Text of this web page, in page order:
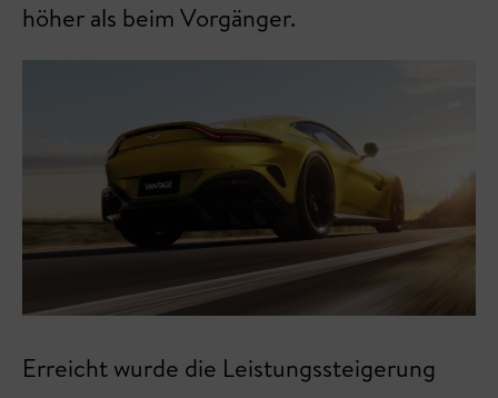
höher als beim Vorgänger.
Erreicht wurde die Leistungssteigerung